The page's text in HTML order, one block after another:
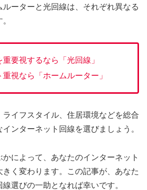
ルーターと光回線は、それぞれ異なる
要視するなら「光回線」
視なら「ホームルーター」
ライフスタイル、住居環境などを総合
ンターネット回線を選びましょう。
によって、あなたのインターネット
く変わります。この記事が、あなた
選びの一助となれば幸いです。